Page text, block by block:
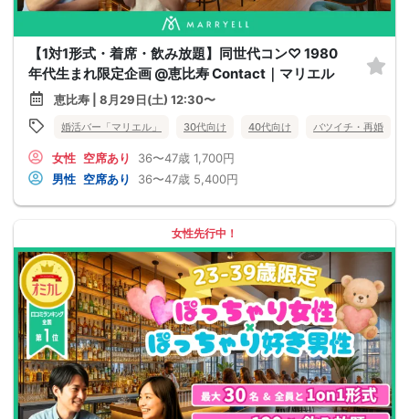
【1対1形式・着席・飲み放題】同世代コン♡ 1980
年代生まれ限定企画 @恵比寿 Contact｜マリエル
恵比寿 | 8月29日(土) 12:30〜
婚活バー「マリエル」 30代向け 40代向け バツイチ・再婚
女性 空席あり 36〜47歳 1,700円
男性 空席あり 36〜47歳 5,400円
女性先行中！